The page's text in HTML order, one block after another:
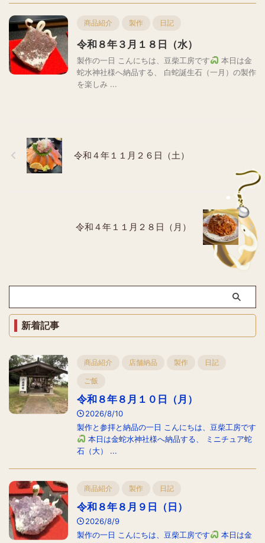
商品紹介 製作 日記
令和８年３月１８日（水）
製作の一日 こんにちは、豆柴工房です
本日は金
蛇水神社様へ納品する、 白蛇誕生石（一月）の製作
を楽しみ ...
令和４年１１月２６日（土）
令和４年１１月２８日（月）
新着記事
商品紹介 店舗納品 製作 日記
ご飯
令和８年８月１０日（月）
2026/8/10
製作と参拝と納品の一日 こんにちは、豆柴工房です
本日は金蛇水神社様へ納品する、 ミニチュア蛇
石（大） ...
商品紹介 製作 日記
令和８年８月９日（日）
2026/8/9
製作の一日 こんにちは、豆柴工房です
本日は金